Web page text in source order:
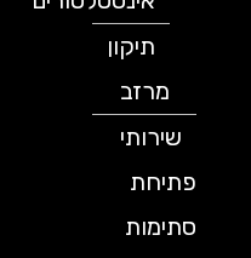
תיקון
מרזב
שירותי
פתיחת
סתימות